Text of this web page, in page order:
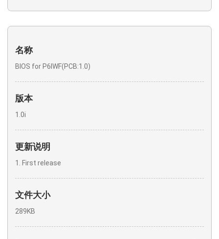
名称
BIOS for P6IWF(PCB:1.0)
版本
1.0i
更新说明
1. First release
文件大小
289KB